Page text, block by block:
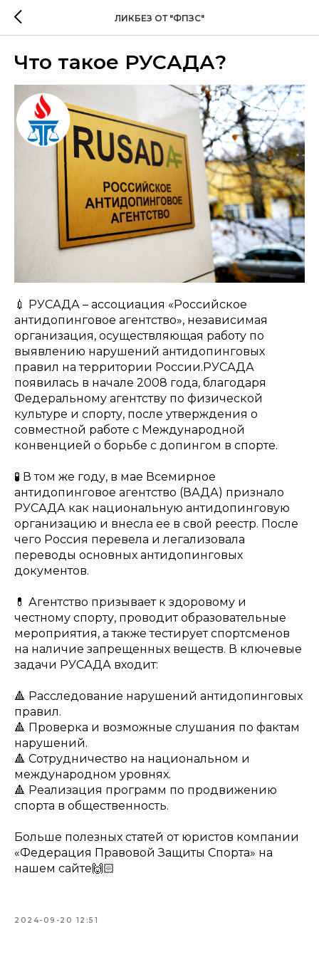
ЛИКБЕЗ ОТ "ФПЗС"
Что такое РУСАДА?
💉 РУСАДА – ассоциация «Российское
антидопинговое агентство», независимая
организация, осуществляющая работу по
выявлению нарушений антидопинговых
правил на территории России.РУСАДА
появилась в начале 2008 года, благодаря
Федеральному агентству по физической
культуре и спорту, после утверждения о
совместной работе с Международной
конвенцией о борьбе с допингом в спорте.
🧪 В том же году, в мае Всемирное
антидопинговое агентство (ВАДА) признало
РУСАДА как национальную антидопинговую
организацию и внесла ее в свой реестр. После
чего Россия перевела и легализовала
переводы основных антидопинговых
документов.
💊 Агентство призывает к здоровому и
честному спорту, проводит образовательные
мероприятия, а также тестирует спортсменов
на наличие запрещенных веществ. В ключевые
задачи РУСАДА входит:
🔺 Расследование нарушений антидопинговых
правил.
🔺 Проверка и возможные слушания по фактам
нарушений.
🔺 Сотрудничество на национальном и
международном уровнях.
🔺 Реализация программ по продвижению
спорта в общественность.
Больше полезных статей от юристов компании
«Федерация Правовой Защиты Спорта» на
нашем сайте🙌🏻
2024-09-20 12:51